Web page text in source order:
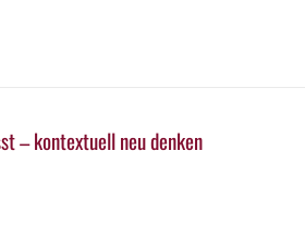
– kontextuell neu denken